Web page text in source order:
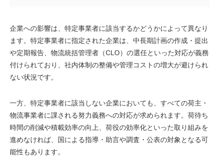
企業への影響は、特定事業者に該当するかどうかによって異なり
ます。特定事業者に指定された企業は、中長期計画の作成・提出
や定期報告、物流統括管理者（CLO）の選任といった対応が義務
付けられており、社内体制の整備や管理コストの増大が避けられ
ない状況です。
一方、特定事業者に該当しない企業においても、すべての荷主・
物流事業者に課される努力義務への対応が求められます。荷待ち
時間の削減や積載効率の向上、荷役の効率化といった取り組みを
進めなければ、国による指導・助言や調査・公表の対象となる可
能性もあります。